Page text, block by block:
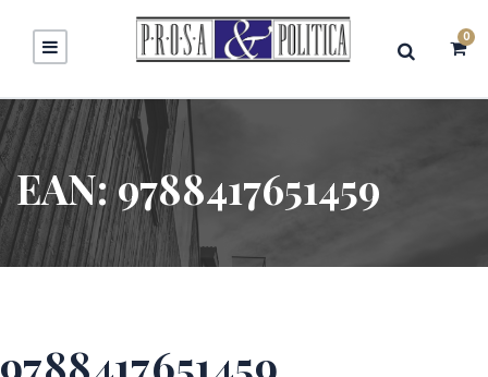
0
EAN:9788417651459
9788417651459